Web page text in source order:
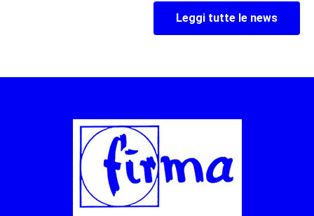
Leggi tutte le news